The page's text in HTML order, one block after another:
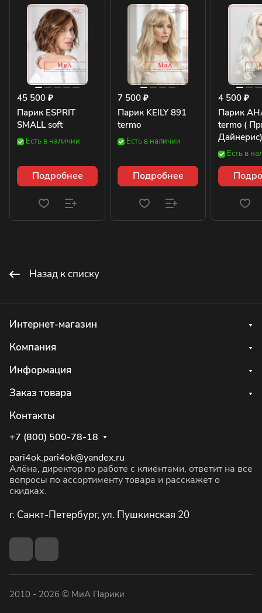
45 500 ₽
Парик ESPRIT
SMALL soft
Есть в наличии
Подробнее
7 500 ₽
Парик KEILY 891
termo
Есть в наличии
Подробнее
4 500 ₽
Парик
termo (
Дайнерис)
Есть в
Назад к списку
Интернет-магазин
Компания
Информация
Заказ товара
Контакты
+7 (800) 500-78-18
pari4ok.pari4ok@yandex.ru
Алёна, директор по работе с клиентами, ответит на все
вопросы по ассортименту товара и расскажет о
скидках.
г. Санкт-Петербург, ул. Пушкинская 20
2010 - 2026 © МиА Парики